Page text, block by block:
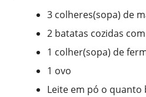
3 colheres(sopa) de
2 batatas cozidas
1 colher(sopa) de
1 ovo
Leite em pó o